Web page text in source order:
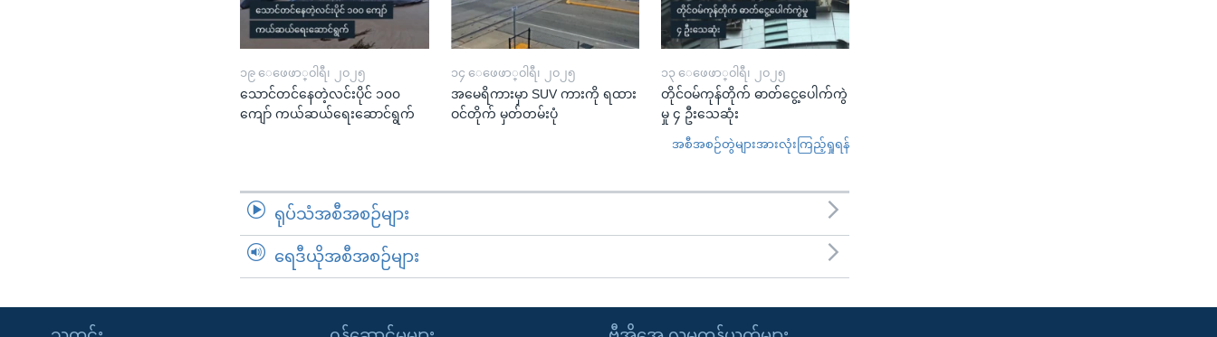
၁၉ ေဖေဖာ္၀ါရီ၊ ၂၀၂၅
သောင်တင်နေတဲ့လင်းပိုင် ၁၀၀
ကျော် ကယ်ဆယ်ရေးဆောင်ရွက်
၁၄ ေဖေဖာ္၀ါရီ၊ ၂၀၂၅
အမေရိကားမှာ SUV ကားကို ရထား
ဝင်တိုက် မှတ်တမ်းပုံ
၁၃ ေဖေဖာ္၀ါရီ၊ ၂၀၂၅
တိုင်ဝမ်ကုန်တိုက် ဓာတ်ငွေ့ပေါက်ကွဲ
မှု ၄ ဦးသေဆုံး
အစီအစဉ်တွဲများအားလုံးကြည့်ရှုရန်
ရုပ်သံအစီအစဉ်များ
ရေဒီယိုအစီအစဉ်များ